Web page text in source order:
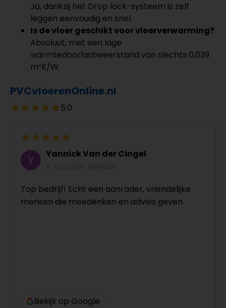
Ja, dankzij het Drop lock-systeem is zelf
leggen eenvoudig en snel.
Is de vloer geschikt voor vloerverwarming?
Absoluut, met een lage
warmtedoorlaatweerstand van slechts 0,039
m²K/W.
PVCvloerenOnline.nl
5.0
Yannick Van der Cingel
Top bedrijf! Echt een aanrader, vriendelijke
mensen die meedenken en advies geven.
Bekijk op Google